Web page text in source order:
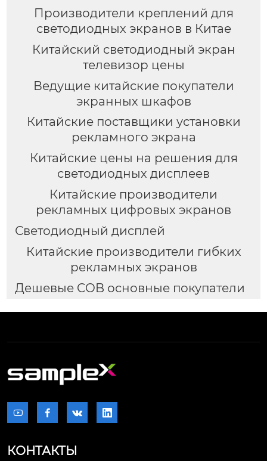
Производители креплений для
светодиодных экранов в Китае
Китайский светодиодный экран
телевизор цены
Ведущие китайские покупатели
экранных шкафов
Китайские поставщики установки
рекламного экрана
Китайские цены на решения для
светодиодных дисплеев
Китайские производители
рекламных цифровых экранов
Светодиодный дисплей
Китайские производители гибких
рекламных экранов
Дешевые COB основные покупатели
   
КОНТАКТЫ